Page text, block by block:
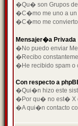
�Qu� son Grupos
�C�mo me uno a un
�C�mo me convierto
Mensajer�a Privada
�No puedo enviar
�Recibo
�He recibido spam o
Con respecto a
�Qui�n hizo este
�Por qu� no est� X
�A qui�n contacto